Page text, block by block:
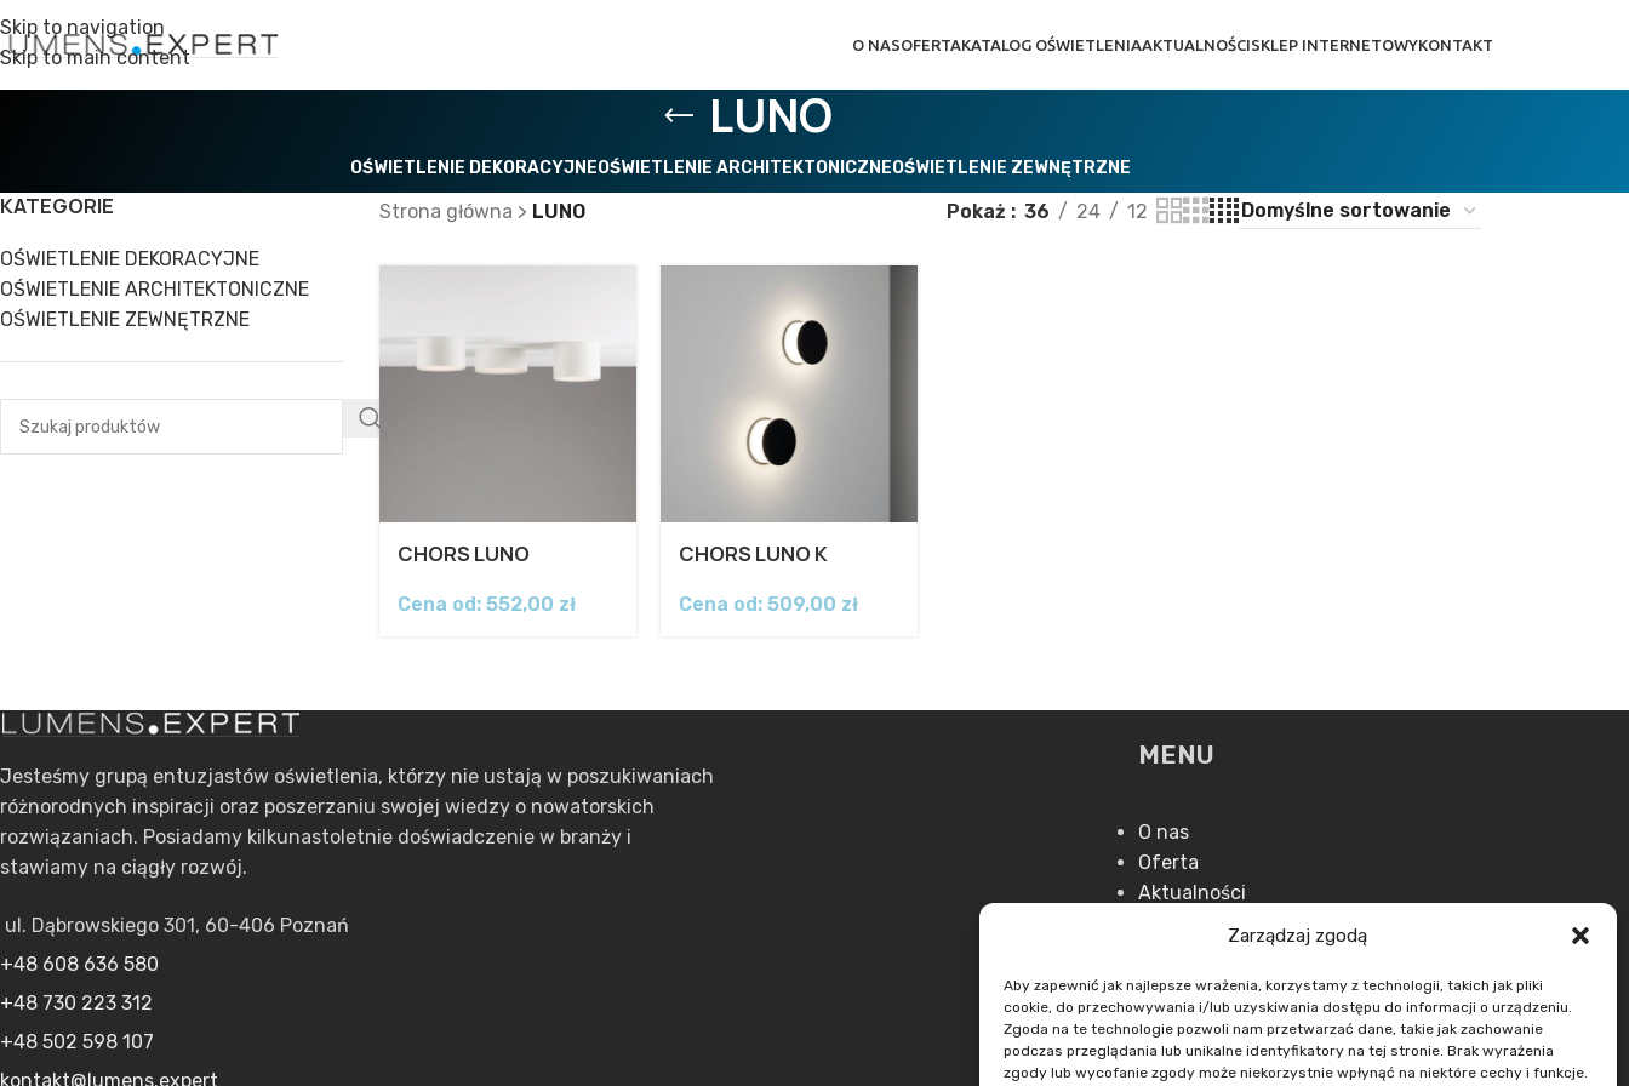
Zarządzaj zgodą
Aby zapewnić jak najlepsze wrażenia, korzystamy z technologii, takich jak pliki
cookie, do przechowywania i/lub uzyskiwania dostępu do informacji o urządzeniu.
Zgoda na te technologie pozwoli nam przetwarzać dane, takie jak zachowanie
podczas przeglądania lub unikalne identyfikatory na tej stronie. Brak wyrażenia
zgody lub wycofanie zgody może niekorzystnie wpłynąć na niektóre cechy i funkcje.
Skip to navigation
Skip to main content
O NASOFERTAKATALOG OŚWIETLENIAAKTUALNOŚCISKLEP INTERNETOWYKONTAKT
LUNO
OŚWIETLENIE DEKORACYJNEOŚWIETLENIE ARCHITEKTONICZNEOŚWIETLENIE ZEWNĘTRZNE
KATEGORIE
OŚWIETLENIE DEKORACYJNE
OŚWIETLENIE ARCHITEKTONICZNE
OŚWIETLENIE ZEWNĘTRZNE
Strona główna > LUNO Pokaż 36 24 12
CHORS LUNO
Cena od: 552,00 zł
CHORS LUNO K
Cena od:509,00 zł
Jesteśmy grupą entuzjastów oświetlenia, którzy nie ustają w poszukiwaniach
różnorodnych inspiracji oraz poszerzaniu swojej wiedzy o nowatorskich
rozwiązaniach. Posiadamy kilkunastoletnie doświadczenie w branży i
stawiamy na ciągły rozwój.
ul. Dąbrowskiego 301, 60-406 Poznań
+48 608 636 580
+48 730 223 312
+48 502 598 107
kontakt@lumens.expert
MENU
O nas
Oferta
Aktualności